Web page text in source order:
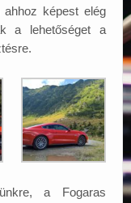
ahhoz képest elég
a lehetőséget a
a Fogaras